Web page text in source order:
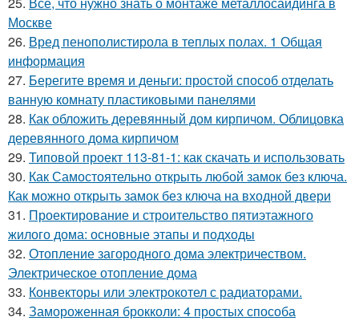
Москве
26. Вред пенополистирола в теплых полах. 1 Общая
информация
27. Берегите время и деньги: простой способ отделать
ванную комнату пластиковыми панелями
28. Как обложить деревянный дом кирпичом. Облицовка
деревянного дома кирпичом
29. Типовой проект 113-81-1: как скачать и использовать
30. Как Самостоятельно открыть любой замок без ключа.
Как можно открыть замок без ключа на входной двери
31. Проектирование и строительство пятиэтажного
жилого дома: основные этапы и подходы
32. Отопление загородного дома электричеством.
Электрическое отопление дома
33. Конвекторы или электрокотел с радиаторами.
34. Замороженная брокколи: 4 простых способа